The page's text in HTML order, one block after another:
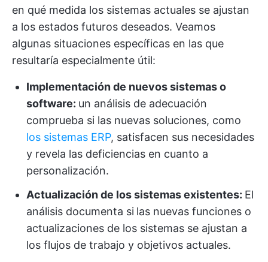
en qué medida los sistemas actuales se ajustan
a los estados futuros deseados. Veamos
algunas situaciones específicas en las que
resultaría especialmente útil:
Implementación de nuevos sistemas o
software: un análisis de adecuación
comprueba si las nuevas soluciones, como
los sistemas ERP, satisfacen sus necesidades
y revela las deficiencias en cuanto a
personalización.
Actualización de los sistemas existentes: El
análisis documenta si las nuevas funciones o
actualizaciones de los sistemas se ajustan a
los flujos de trabajo y objetivos actuales.